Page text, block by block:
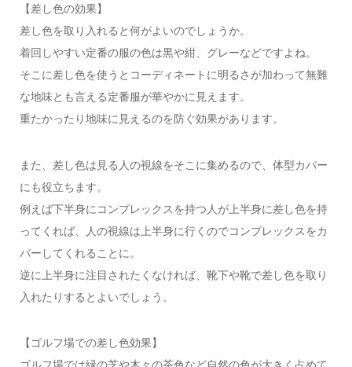
【差し色の効果】
差し色を取り入れると何がよいのでしょうか。
着回しやすい定番の服の色は黒や紺、グレーなどですよね。
そこに差し色を使うとコーディネートに明るさが加わって無難
な地味とも言える定番服が華やかに見えます。
重たかったり地味に見えるのを防ぐ効果があります。
また、差し色は見る人の視線をそこに集めるので、体型カバー
にも役立ちます。
例えば下半身にコンプレックスを持つ人が上半身に差し色を持
ってくれば、人の視線は上半身に行くのでコンプレックスをカ
バーしてくれることに。
逆に上半身に注目されたくなければ、靴下や靴で差し色を取り
入れたりするとよいでしょう。
【ゴルフ場での差し色効果】